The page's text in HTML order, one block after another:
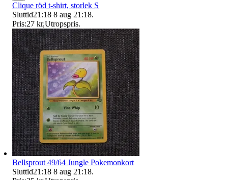
Clique röd t-shirt, storlek S
Sluttid21:18 8 aug 21:18.
Pris:27 kr,Utropspris.
Bellsprout 49/64 Jungle Pokemonkort
Sluttid21:18 8 aug 21:18.